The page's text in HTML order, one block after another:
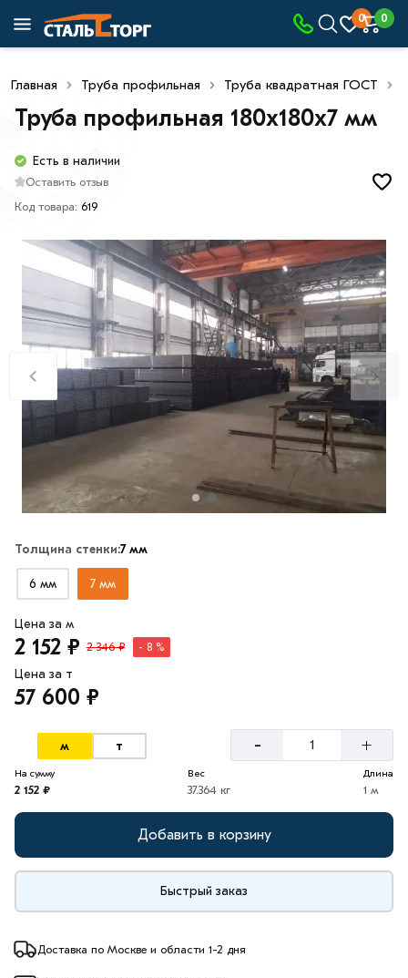
0 0
Главная Труба профильная Труба квадратная ГОСТ
Труба профильная 180х180х7 мм
Есть в наличии
Оставить отзыв
Код товара: 619
Толщина стенки:7 мм
6 мм 7 мм
Цена за м
2 152 ₽ 2 346 ₽ - 8 %
Цена за т
57 600 ₽
м т - +
На сумму
2 152 ₽
Вес
37.364 кг
Длина
1 м
Добавить в корзину
Быстрый заказ
Доставка по Москве и области 1-2 дня